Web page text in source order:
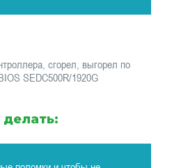
сгорел, выгорел по
SEDC500R/1920G
делать: